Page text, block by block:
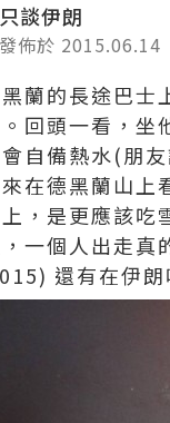
只談伊朗
發佈於 2015.06.14
蘭的長途巴士
回頭一看，坐
自備熱水(朋
在德黑蘭山上
，是更應該吃
一個人出走真
還有在伊朗